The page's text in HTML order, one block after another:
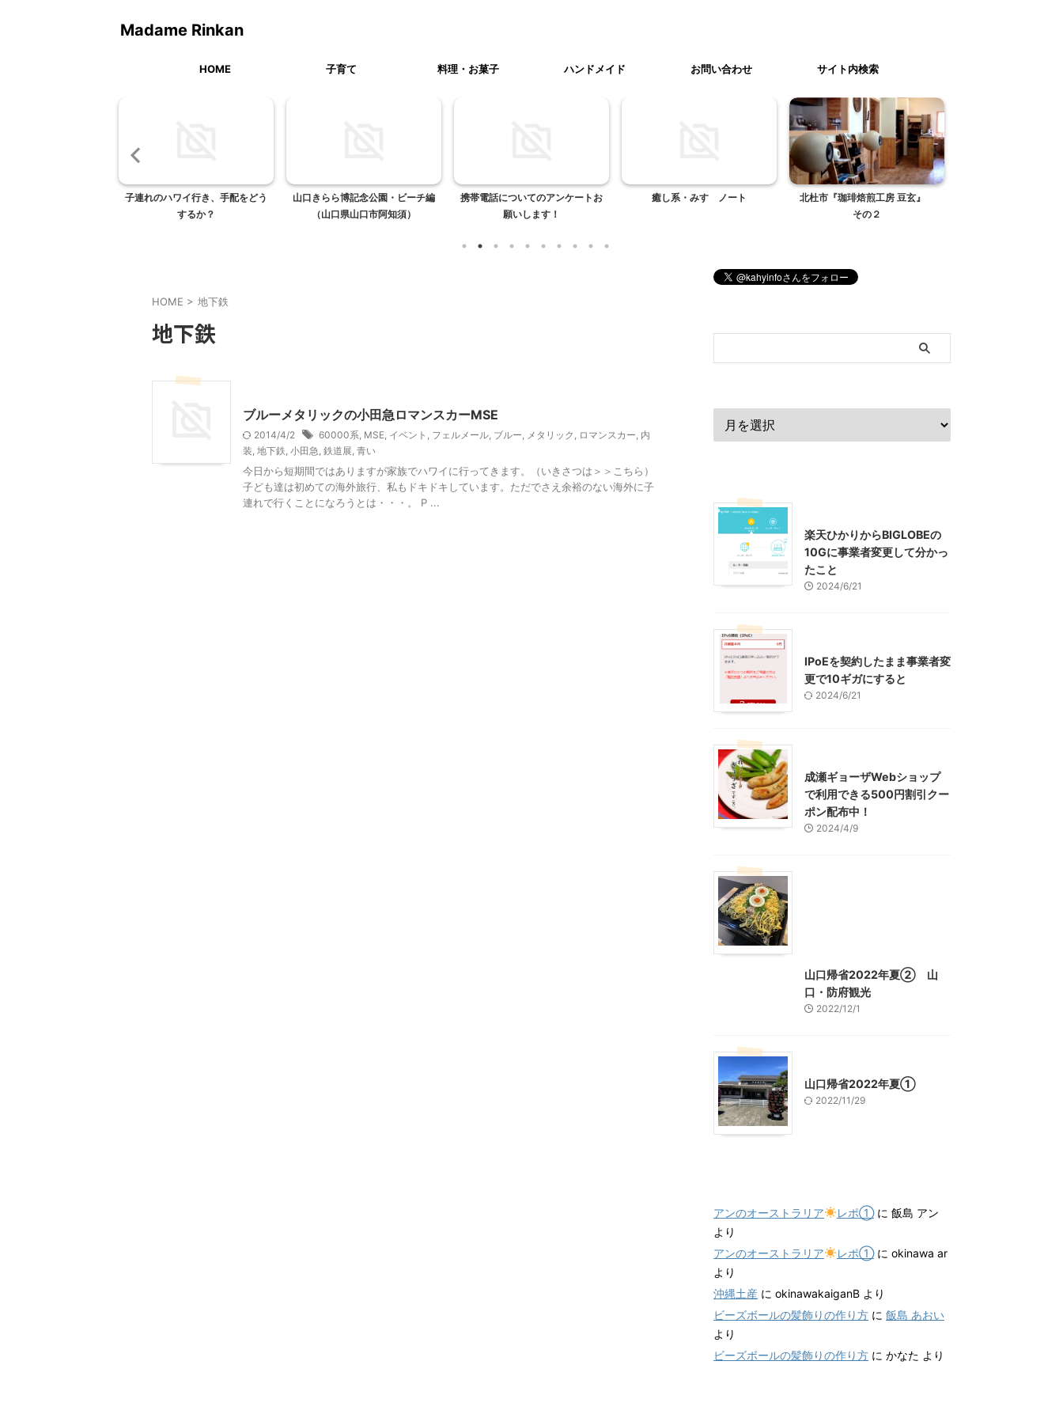
Madame Rinkan
HOME 子育て 料理・お菓子 ハンドメイド お問い合わせ サイト内検索
子連れのハワイ行き、手配をどう
するか？
山口きらら博記念公園・ビーチ編
（山口県山口市阿知須）
携帯電話についてのアンケートお
願いします！
癒し系・みすゞノート
北杜市『珈琲焙煎工房 豆玄』
その２
HOME > 地下鉄
地下鉄
ブルーメタリックの小田急ロマンスカーMSE
2014/4/2 60000系 MSE イベント フェルメール ブルー メタリック ロマンスカー 内
装 地下鉄 小田急 鉄道展 青い
今日から短期間ではありますが家族でハワイに行ってきます。（いきさつは＞＞こちら）
子ども達は初めての海外旅行、私もドキドキしています。ただでさえ余裕のない海外に子
連れで行くことになろうとは・・・。 P ...
楽天ひかりからBIGLOBEの
10Gに事業者変更して分かっ
たこと
2024/6/21
IPoEを契約したまま事業者変
更で10ギガにすると
2024/6/21
成瀬ギョーザWebショップ
で利用できる500円割引クー
ポン配布中！
2024/4/9
山口帰省2022年夏② 山
口・防府観光
2022/12/1
山口帰省2022年夏①
2022/11/29
アンのオーストラリア レポ①に 飯島 アン
より
アンのオーストラリア
レポ①に okinawa ar
より
沖縄土産 に okinawakaiganB より
ビーズボールの髪飾りの作り方 に 飯島 あおい
より
ビーズボールの髪飾りの作り方 に かなた より